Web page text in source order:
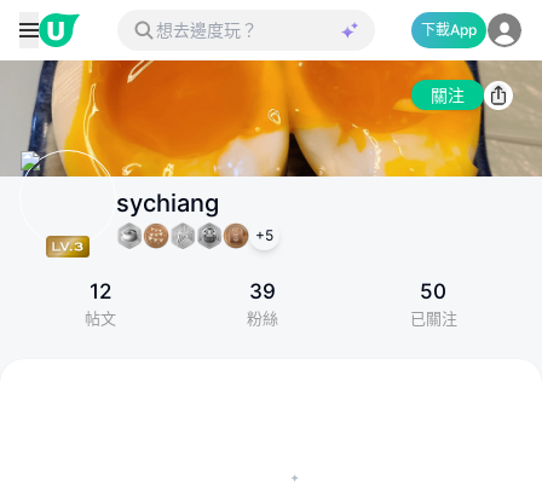
下載App
關注
sychiang
+5
12
帖文
39
粉絲
50
已關注